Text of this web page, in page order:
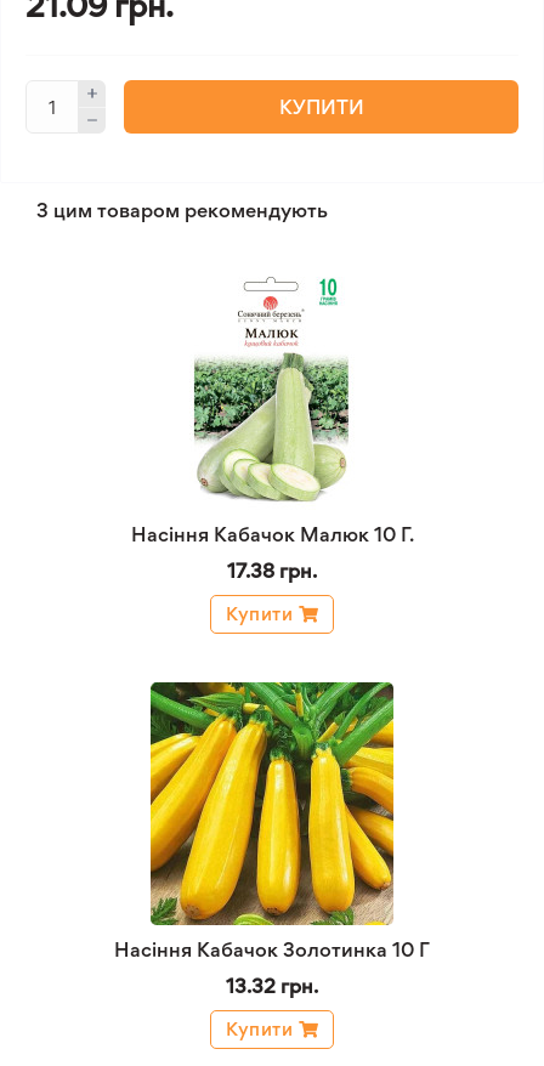
КУПИТИ
З цим товаром рекомендують
Насіння Кабачок Малюк 10 Г.
17.38 грн.
Купити
Насіння Кабачок Золотинка 10 Г
13.32 грн.
Купити